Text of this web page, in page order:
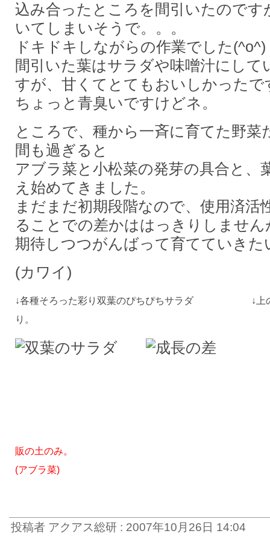
込み合ったところを間引いたのです
いてしまいそうで。。。
ドキドキしながらの作業でした(^o^)
間引いた葉はサラダや味噌汁にして
すが、甘くてとてもおいしかったで
ちょっと青臭いですけどネ。
ところで、種から一斉に育てた野菜
間も過ぎると
アブラ菜と小松菜の発芽の具合と、
え始めてきました。
まだまだ初期段階なので、使用済活
ることでの差かははっきりしません
期待しつつがんばって育てていきた
(カワイ)
↓各種そろった彩り双葉のぴちぴちサラダ ↓上の
り。
販の土のみ。
(アブラ菜)
投稿者 アクアス総研 : 2007年10月26日 14:04